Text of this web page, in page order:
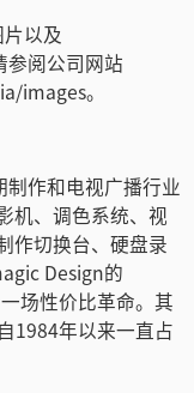
以及
阅公司网站
images。
作和电视广播行业
机、调色系统、视
作切换台、硬盘录
Design的
场性价比革命。其
1984年以来一直占